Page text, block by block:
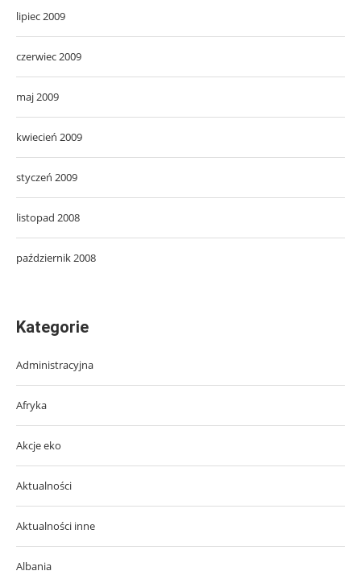
lipiec 2009
czerwiec 2009
maj 2009
kwiecień 2009
styczeń 2009
listopad 2008
październik 2008
Kategorie
Administracyjna
Afryka
Akcje eko
Aktualności
Aktualności inne
Albania